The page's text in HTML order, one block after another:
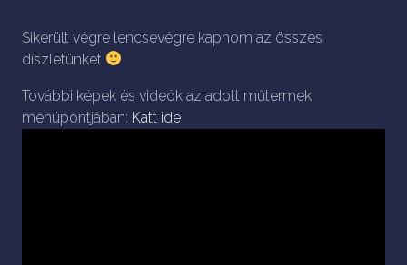
Sikerült végre lencsevégre kapnom az összes
díszletünket
További képek és videók az adott műtermek
menüpontjában: Katt ide